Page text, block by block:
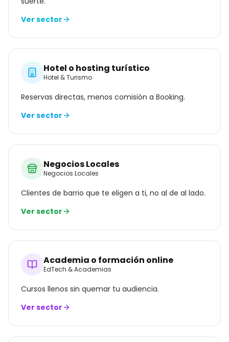
Ver sector
Hotel o hosting turístico
Hotel & Turismo
Reservas directas, menos comisión a Booking.
Ver sector
Negocios Locales
Negocios Locales
Clientes de barrio que te eligen a ti, no al de al lado.
Ver sector
Academia o formación online
EdTech & Academias
Cursos llenos sin quemar tu audiencia.
Ver sector